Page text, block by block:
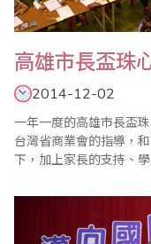
高雄市長盃珠
2014-12-02
一年一度的高雄市長盃
台灣省商業會的指導，
下，加上家長的支持、
輝、社會局長張乃千、
員、校長的參加，他表
感謝國立高雄師範大學